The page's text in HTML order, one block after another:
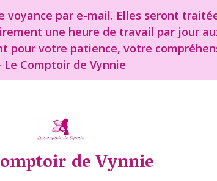
par e-mail. Elles seront
une heure de travail par jour
pour votre patience, votre
Le Comptoir de Vynnie
de Vynnie